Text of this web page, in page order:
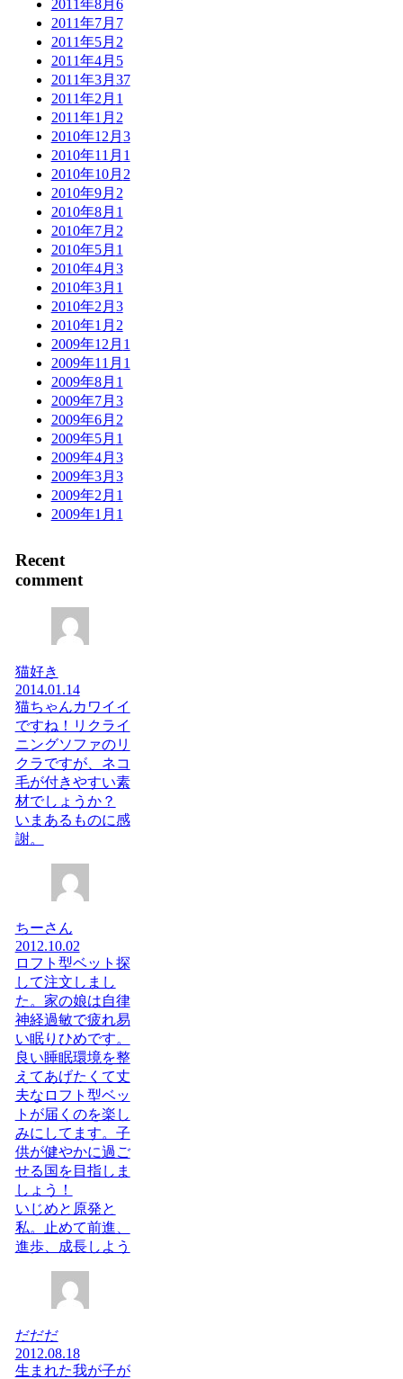
2011年8月 6
2011年7月 7
2011年5月 2
2011年4月 5
2011年3月 37
2011年2月 1
2011年1月 2
2010年12月 3
2010年11月 1
2010年10月 2
2010年9月 2
2010年8月 1
2010年7月 2
2010年5月 1
2010年4月 3
2010年3月 1
2010年2月 3
2010年1月 2
2009年12月 1
2009年11月 1
2009年8月 1
2009年7月 3
2009年6月 2
2009年5月 1
2009年4月 3
2009年3月 3
2009年2月 1
2009年1月 1
Recent
comment
猫好き
2014.01.14
猫ちゃんカワイイ
ですね！リクライ
ニングソファのリ
クラですが、ネコ
毛が付きやすい素
材でしょうか？
いまあるものに感
謝。
ちーさん
2012.10.02
ロフト型ベット探
して注文しまし
た。家の娘は自律
神経過敏で疲れ易
い眠りひめです。
良い睡眠環境を整
えてあげたくて丈
夫なロフト型ベッ
トが届くのを楽し
みにしてます。子
供が健やかに過ご
せる国を目指しま
しょう！
いじめと原発と
私。止めて前進、
進歩、成長しよう
だだだ
2012.08.18
生まれた我が子が